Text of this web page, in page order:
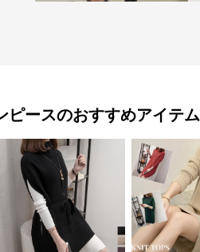
ピースのおすすめアイテム